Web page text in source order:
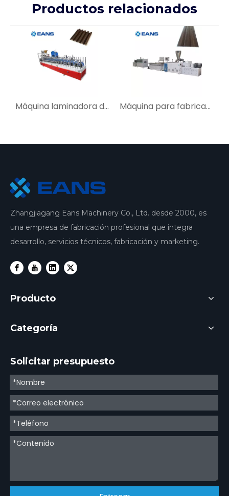
Productos relacionados
Máquina para fabricar paneles de pared de techo de PVC de China Línea de producción de extrusión de paneles de pared de PVC de alta calidad
Zhangjiagang Eans Machinery Co., Ltd. desde 2000, es
una empresa de fabricación profesional que integra
desarrollo, servicios técnicos, fabricación y marketing.
Producto
Categoría
Solicitar presupuesto